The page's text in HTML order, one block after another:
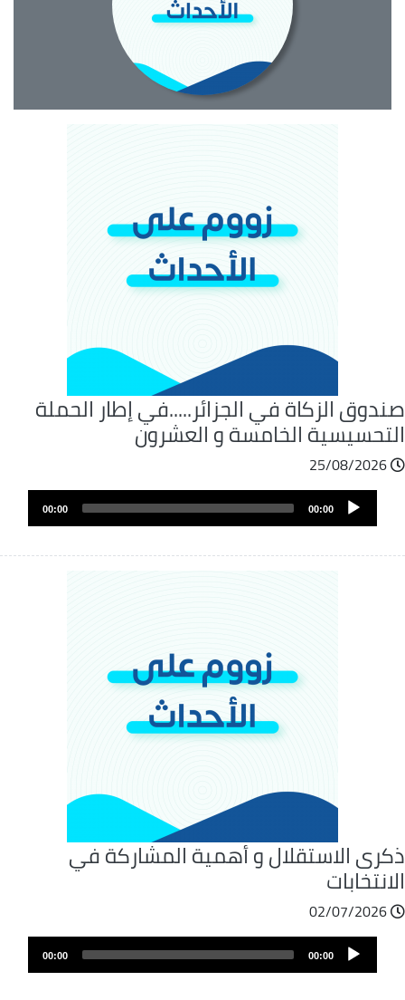
الزكاة في الجزائر.....في إطار الحملة
الخامسة و العشرون
25/08/2026
ملفAudio
Player
00:00
00:00
الاستقلال و أهمية المشاركة في
02/07/2026
ملفAudio
Player
00:00
00:00